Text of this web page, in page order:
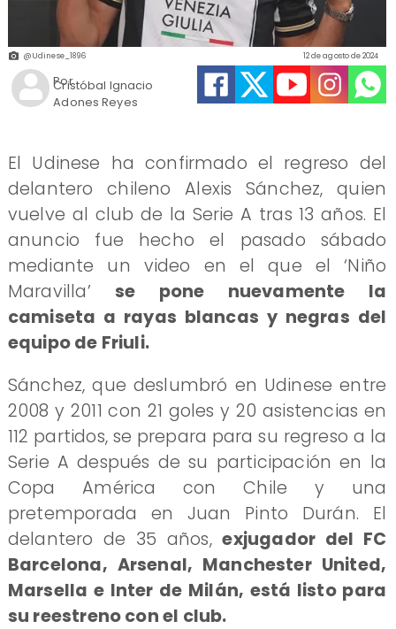
@Udinese_1896
Cristóbal Ignacio
Adones Reyes
12 de agosto de 2024
Por
El Udinese ha confirmado el regreso del
delantero chileno Alexis Sánchez, quien
vuelve al club de la Serie A tras 13 años. El
anuncio fue hecho el pasado sábado
mediante un video en el que el ‘Niño
Maravilla’se pone nuevamente la
camiseta a rayas blancas y negras del
equipo de Friuli.
Sánchez, que deslumbró en Udinese entre
2008 y 2011 con 21 goles y 20 asistencias en
112 partidos, se prepara para su regreso a la
Serie A después de su participación en la
Copa América con Chile y una
pretemporada en Juan Pinto Durán. El
delantero de 35 años,exjugador del FC
Barcelona, Arsenal, Manchester United,
Marsella e Inter de Milán, está listo para
su reestreno con el club.